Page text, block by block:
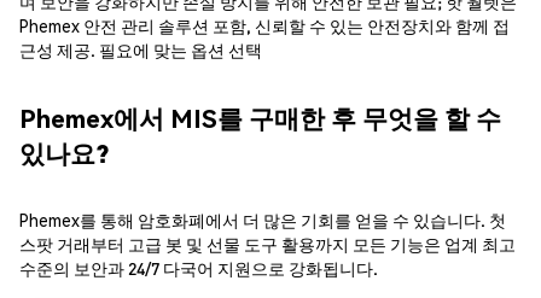
Phemex 안전 관리 솔루션 포함, 신뢰할 수 있는 안전장치와 함께 접
근성 제공. 필요에 맞는 옵션 선택
Phemex에서 MIS를 구매한 후 무엇을 할 수
있나요?
Phemex를 통해 암호화폐에서 더 많은 기회를 얻을 수 있습니다. 첫
스팟 거래부터 고급 봇 및 선물 도구 활용까지 모든 기능은 업계 최고
수준의 보안과 24/7 다국어 지원으로 강화됩니다.